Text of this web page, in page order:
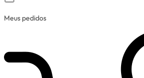
Meus pedidos